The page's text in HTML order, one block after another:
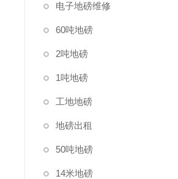
电子地磅维修
60吨地磅
2吨地磅
1吨地磅
工地地磅
地磅出租
50吨地磅
14米地磅